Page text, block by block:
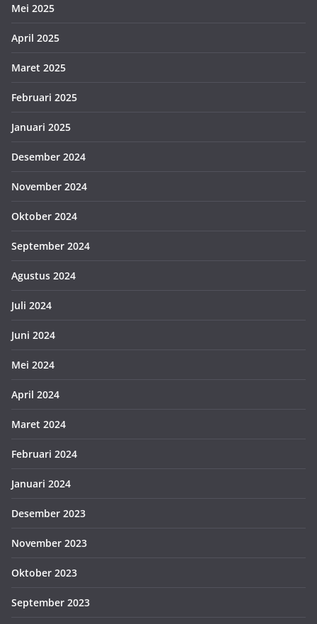
Mei 2025
April 2025
Maret 2025
Februari 2025
Januari 2025
Desember 2024
November 2024
Oktober 2024
September 2024
Agustus 2024
Juli 2024
Juni 2024
Mei 2024
April 2024
Maret 2024
Februari 2024
Januari 2024
Desember 2023
November 2023
Oktober 2023
September 2023